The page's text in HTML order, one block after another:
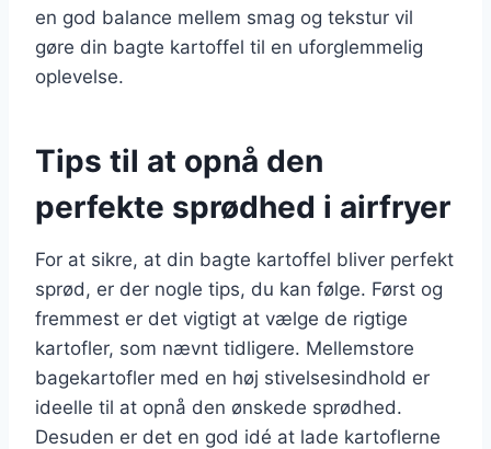
en god balance mellem smag og tekstur vil
gøre din bagte kartoffel til en uforglemmelig
oplevelse.
Tips til at opnå den
perfekte sprødhed i airfryer
For at sikre, at din bagte kartoffel bliver perfekt
sprød, er der nogle tips, du kan følge. Først og
fremmest er det vigtigt at vælge de rigtige
kartofler, som nævnt tidligere. Mellemstore
bagekartofler med en høj stivelsesindhold er
ideelle til at opnå den ønskede sprødhed.
Desuden er det en god idé at lade kartoflerne